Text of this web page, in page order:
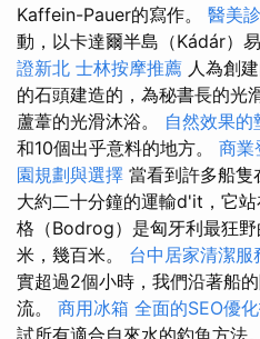
Kaffein-Pauer的寫作。 醫美
動，以卡達爾半島（Kádár）
證新北 士林按摩推薦 人為創
的石頭建造的，為秘書長的光
蘆葦的光滑沐浴。 自然效果的
和10個出乎意料的地方。 商業
園規劃與選擇 當看到許多船隻
大約二十分鐘的運輸d'it，它
格（Bodrog）是匈牙利最狂
米，幾百米。 台中居家清潔服
實超過2個小時，我們沿著船
流。 商用冰箱 全面的SEO優
試所有適合自來水的釣魚方法。